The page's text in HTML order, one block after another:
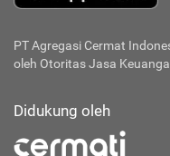
PT Agregasi Cermat
oleh Otoritas Jasa
Didukung oleh